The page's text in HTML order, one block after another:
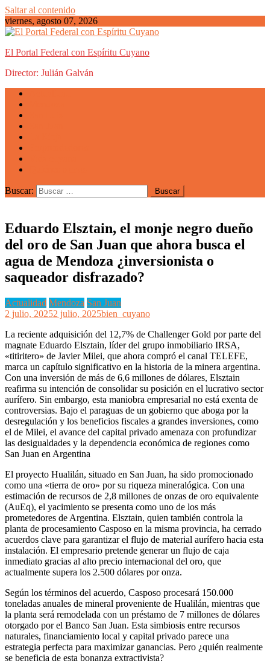
Saltar al contenido
viernes, agosto 07, 2026
El Portal Federal con Espíritu Cuyano
Director: Julián Galván
Buscar:
Eduardo Elsztain, el monje negro dueño
del oro de San Juan que ahora busca el
agua de Mendoza ¿inversionista o
saqueador disfrazado?
Actualidad Mendoza San Juan
2 julio, 20252 julio, 2025bien_cuyano
La reciente adquisición del 12,7% de Challenger Gold por parte del
magnate Eduardo Elsztain, líder del grupo inmobiliario IRSA,
«titiritero» de Javier Milei, que ahora compró el canal TELEFE,
marca un capítulo significativo en la historia de la minera argentina.
Con una inversión de más de 6,6 millones de dólares, Elsztain
reafirma su intención de consolidar su posición en el lucrativo sector
aurífero. Sin embargo, esta maniobra empresarial no está exenta de
controversias. Bajo el paraguas de un gobierno que aboga por la
desregulación y los beneficios fiscales a grandes inversiones, como
el de Milei, el avance del capital privado amenaza con profundizar
las desigualdades y la dependencia económica de regiones como
San Juan en Argentina
El proyecto Hualilán, situado en San Juan, ha sido promocionado
como una «tierra de oro» por su riqueza mineralógica. Con una
estimación de recursos de 2,8 millones de onzas de oro equivalente
(AuEq), el yacimiento se presenta como uno de los más
prometedores de Argentina. Elsztain, quien también controla la
planta de procesamiento Casposo en la misma provincia, ha cerrado
acuerdos clave para garantizar el flujo de material aurífero hacia esta
instalación. El empresario pretende generar un flujo de caja
inmediato gracias al alto precio internacional del oro, que
actualmente supera los 2.500 dólares por onza.
Según los términos del acuerdo, Casposo procesará 150.000
toneladas anuales de mineral proveniente de Hualilán, mientras que
la planta será remodelada con un préstamo de 7 millones de dólares
otorgado por el Banco San Juan. Esta simbiosis entre recursos
naturales, financiamiento local y capital privado parece una
estrategia perfecta para maximizar ganancias. Pero ¿quién realmente
se beneficia de esta bonanza extractivista?